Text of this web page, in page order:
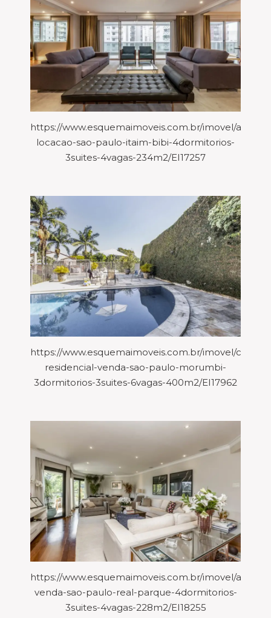
https://www.esquemaimoveis.com.br/imovel/
locacao-sao-paulo-itaim-bibi-4dormitorios-
3suites-4vagas-234m2/EI17257
https://www.esquemaimoveis.com.br/imovel/casa-
residencial-venda-sao-paulo-morumbi-
3dormitorios-3suites-6vagas-400m2/EI17962
https://www.esquemaimoveis.com.br/imovel/
venda-sao-paulo-real-parque-4dormitorios-
3suites-4vagas-228m2/EI18255